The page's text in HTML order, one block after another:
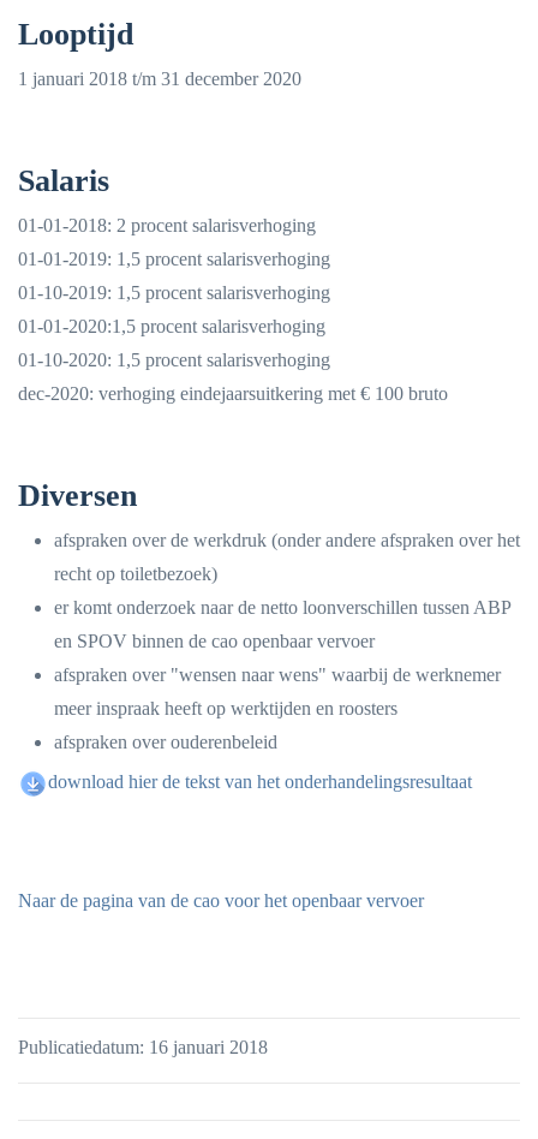
Looptijd
1 januari 2018 t/m 31 december 2020
Salaris
01-01-2018: 2 procent salarisverhoging
01-01-2019: 1,5 procent salarisverhoging
01-10-2019: 1,5 procent salarisverhoging
01-01-2020:1,5 procent salarisverhoging
01-10-2020: 1,5 procent salarisverhoging
dec-2020: verhoging eindejaarsuitkering met € 100 bruto
Diversen
afspraken over de werkdruk (onder andere afspraken over het
recht op toiletbezoek)
er komt onderzoek naar de netto loonverschillen tussen ABP
en SPOV binnen de cao openbaar vervoer
afspraken over "wensen naar wens" waarbij de werknemer
meer inspraak heeft op werktijden en roosters
afspraken over ouderenbeleid
download hier de tekst van het onderhandelingsresultaat
Naar de pagina van de cao voor het openbaar vervoer
Publicatiedatum: 16 januari 2018